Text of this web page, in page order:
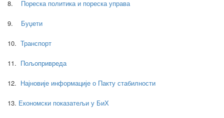
8. Пореска политика и пореска управа
9. Буџети
10. Транспорт
11. Пољопривреда
12. Најновије информације о Пакту стабилности
13. Економски показатељи у БиХ